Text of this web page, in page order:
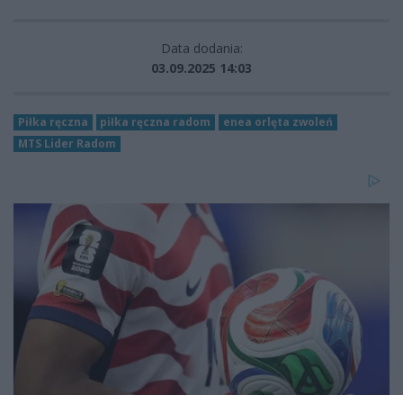
Data dodania:
03.09.2025 14:03
Piłka ręczna piłka ręczna radom
enea orlęta zwoleń
MTS Lider Radom